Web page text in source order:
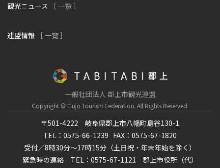
観光ニュース ［ 一覧 ］
連盟情報 ［ 一覧 ］
一般社団法人 郡上市観光連盟
Copyright © Gujo Tourism Federation. All Rights Reserved.
〒501-4222 岐阜県郡上市八幡町島谷130-1
TEL：0575-66-1239 FAX：0575-67-1820
受付／8時30分～17時15分（土日祝・年末年始を除く）
緊急時の連絡 TEL：0575-67-1121 郡上市役所（代）